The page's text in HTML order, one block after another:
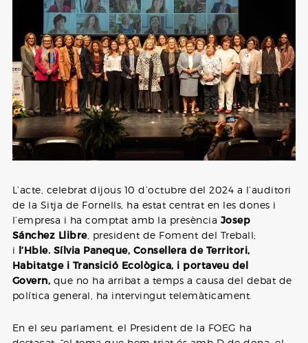
L’acte, celebrat dijous 10 d’octubre del 2024 a l’auditori
de la Sitja de Fornells, ha estat centrat en les dones i
l’empresa i ha comptat amb la presència Josep
Sánchez Llibre, president de Foment del Treball;
i l’Hble. Sílvia Paneque, Consellera de Territori,
Habitatge i Transició Ecològica, i portaveu del
Govern, que no ha arribat a temps a causa del debat de
política general, ha intervingut telemàticament.
En el seu parlament, el President de la FOEG ha